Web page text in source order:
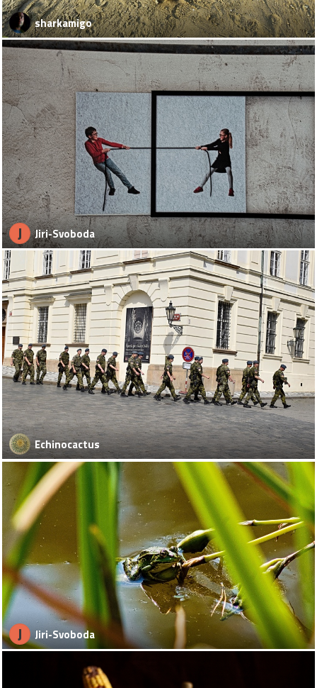
sharkamigo
J Jiri-Svoboda
Echinocactus
J Jiri-Svoboda